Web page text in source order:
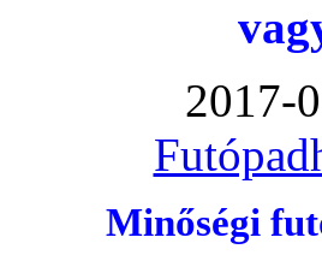
2017-
Minőségi